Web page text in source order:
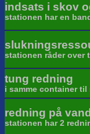
indsats i skov
stationen har en
stationen råder over
tung redning
i samme container
redning på vand
stationen har 2